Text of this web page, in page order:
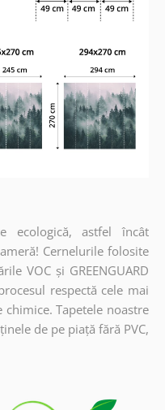
ecologică, astfel încât
Cernelurile folosite
VOC și GREENGUARD
respectă cele mai
Tapetele noastre
de pe piață fără PVC,